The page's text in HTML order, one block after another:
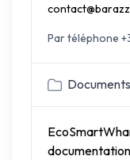
Par téléphone
documentation